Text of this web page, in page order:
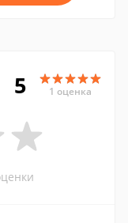
5 1 оценка